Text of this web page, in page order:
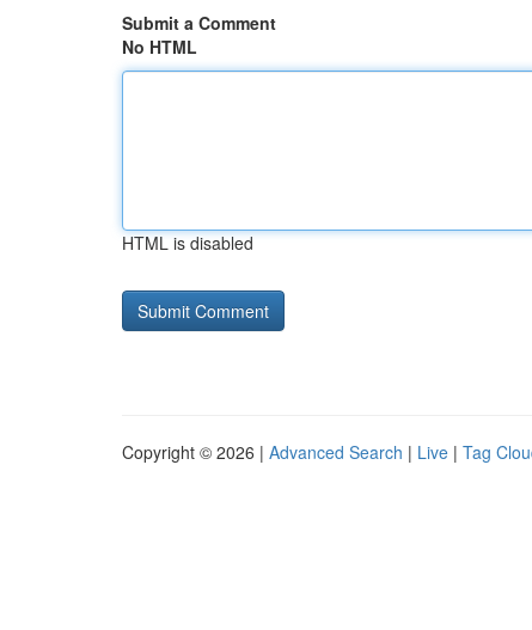
Submit a Comment
No HTML
HTML is disabled
Copyright © 2026 | Advanced Search | Live | Tag